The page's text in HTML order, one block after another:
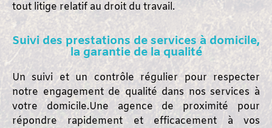
tout litige relatif au droit du travail.
Suivi des prestations de services à domicile,
la garantie de la qualité
Un suivi et un contrôle régulier pour respecter
notre engagement de qualité dans nos services à
votre domicile.Une agence de proximité pour
répondre rapidement et efficacement à vos